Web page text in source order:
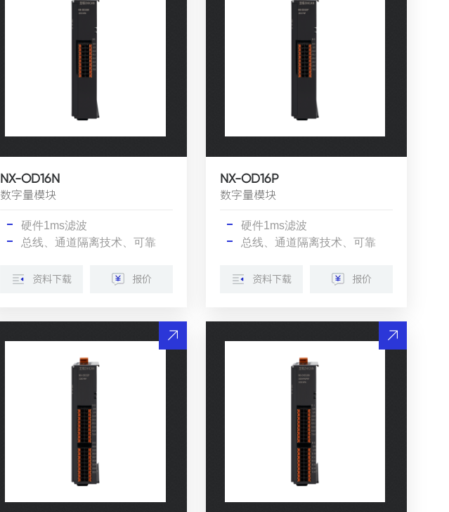
NX-OD16N
数字量模块
硬件1ms滤波
总线、通道隔离技术、可靠
资料下载 报价
NX-OD16P
数字量模块
硬件1ms滤波
总线、通道隔离技术、可靠
资料下载 报价